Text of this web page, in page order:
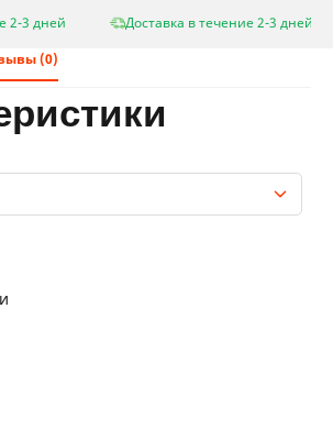
2-3 дней
Доставка в течение 2-3 дней
(0)